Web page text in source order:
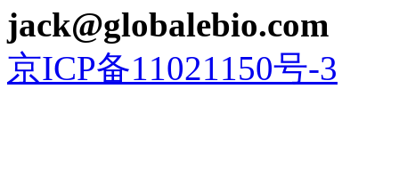
jack@globalebio.com
京ICP备11021150号-3